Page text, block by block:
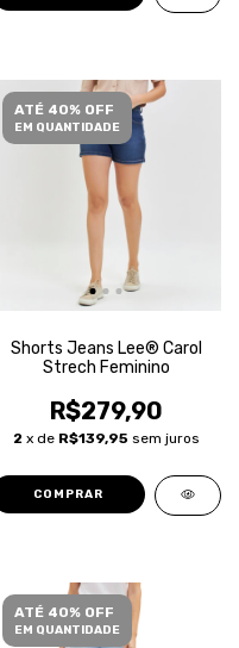
ATÉ 40% OFF
EM QUANTIDADE
Shorts Jeans Lee® Carol
Strech Feminino
R$279,90
2 x de R$139,95 sem juros
COMPRAR
ATÉ 40% OFF
EM QUANTIDADE